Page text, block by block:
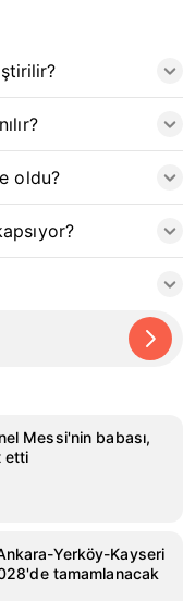
oldu?
Messi'nin babası,
etti
Yerköy-Kayseri
tamamlanacak